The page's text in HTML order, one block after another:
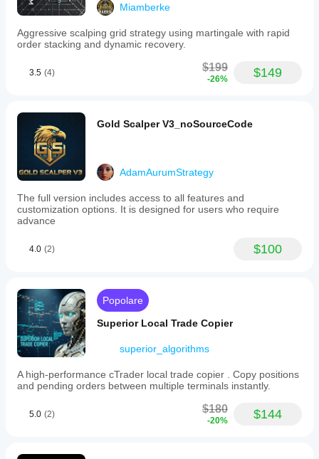
Limiti giornalieri
Miamberke
Aggressive scalping grid strategy using martingale with rapid
order stacking and dynamic recovery.
3.5 (4) $199
-26% $149
Gold Scalper V3_noSourceCode
AdamAurumStrategy
The full version includes access to all features and
customization options. It is designed for users who require
advance
4.0 (2) $100
Popolare
Superior Local Trade Copier
superior_algorithms
A high-performance cTrader local trade copier . Copy positions
and pending orders between multiple terminals instantly.
5.0 (2) $180
-20% $144